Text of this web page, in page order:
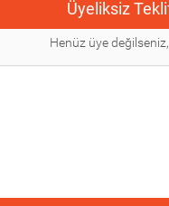
Henüz üye değilseniz,